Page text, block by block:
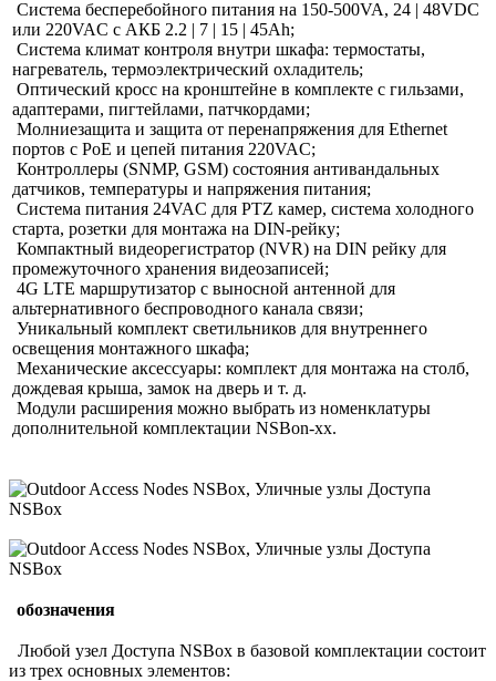
Система бесперебойного питания на 150-500VA, 24 | 48VDC
или 220VAC с АКБ 2.2 | 7 | 15 | 45Ah;
Система климат контроля внутри шкафа: термостаты,
нагреватель, термоэлектрический охладитель;
Оптический кросс на кронштейне в комплекте с гильзами,
адаптерами, пигтейлами, патчкордами;
Молниезащита и защита от перенапряжения для Ethernet
портов с PoE и цепей питания 220VAC;
Контроллеры (SNMP, GSM) состояния антивандальных
датчиков, температуры и напряжения питания;
Система питания 24VAC для PTZ камер, система холодного
старта, розетки для монтажа на DIN-рейку;
Компактный видеорегистратор (NVR) на DIN рейку для
промежуточного хранения видеозаписей;
4G LTE маршрутизатор с выносной антенной для
альтернативного беспроводного канала связи;
Уникальный комплект светильников для внутреннего
освещения монтажного шкафа;
Механические аксессуары: комплект для монтажа на столб,
дождевая крыша, замок на дверь и т. д.
Модули расширения можно выбрать из номенклатуры
дополнительной комплектации NSBon-xx.
обозначения
Любой узел Доступа NSBox в базовой комплектации состоит
из трех основных элементов: